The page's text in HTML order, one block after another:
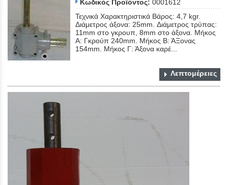
Κωδικός Προϊόντος: 0001612
Τεχνικά Χαρακτηριστικά Βάρος: 4,7 kgr.
Διάμετρος άξονα: 25mm. Διάμετρος τρύπας:
11mm στο γκρουπ, 8mm στο άξονα. Μήκος
A: Γκρούπ 240mm. Μήκος Β: ΆΞονας
154mm. Μήκος Γ: Άξονα καρέ...
Λεπτομέρειες